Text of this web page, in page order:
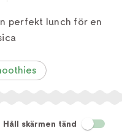
perfekt lunch för en
Håll skärmen tänd